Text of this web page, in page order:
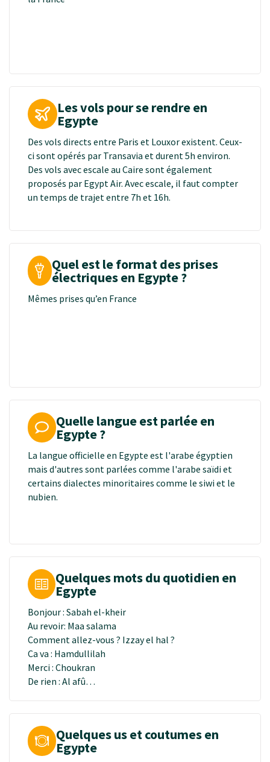
Les vols pour se rendre en
Egypte
Des vols directs entre Paris et Louxor existent. Ceux-
ci sont opérés par Transavia et durent 5h environ.
Des vols avec escale au Caire sont également
proposés par Egypt Air. Avec escale, il faut compter
un temps de trajet entre 7h et 16h.
Quel est le format des prises
électriques en Egypte ?
Mêmes prises qu’en France
Quelle langue est parlée en
Egypte ?
La langue officielle en Egypte est l'arabe égyptien
mais d'autres sont parlées comme l'arabe saïdi et
certains dialectes minoritaires comme le siwi et le
nubien.
Quelques mots du quotidien en
Egypte
Bonjour : Sabah el-kheir
Au revoir: Maa salama
Comment allez-vous ? Izzay el hal ?
Ca va : Hamdullilah
Merci : Choukran
De rien : Al afû
Oui : Ayoua
Non : LaQuelques us et coutumes en
Egypte